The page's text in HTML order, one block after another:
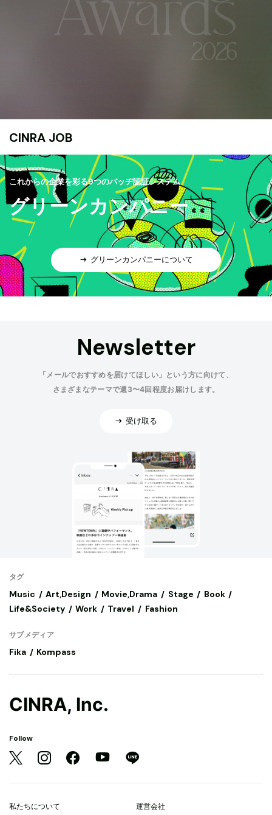
CINRA JOB
これからの企業を彩る9つのバッヂ認証システム
グリーンカンパニー
グリーンカンパニーについて
Newsletter
「メールでおすすめを届けてほしい」という方に向けて、
さまざまなテーマで週3〜4回程度お届けします。
受け取る
タグ
Music Art,Design Movie,Drama Stage
Book
Life&Society
Work Travel Fashion
サブメディア
Fika Kompass
CINRA, Inc.
Follow
私たちについて 運営会社